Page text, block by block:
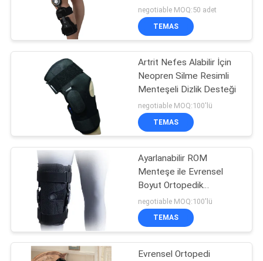
negotiable MOQ:50 adet
TEMAS
Artrit Nefes Alabilir İçin
Neopren Silme Resimli
Menteşeli Dizlik Desteği
negotiable MOQ:100'lü
TEMAS
Ayarlanabilir ROM
Menteşe ile Evrensel
Boyut Ortopedik
Parantez Diz Desteği
negotiable MOQ:100'lü
TEMAS
Evrensel Ortopedi